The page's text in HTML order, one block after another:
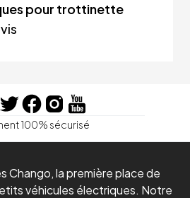
pour trottinette
100% sécurisé
Chango, la première place de
véhicules électriques. Notre